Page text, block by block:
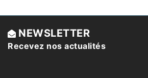
NEWSLETTER
Recevez nos actualités